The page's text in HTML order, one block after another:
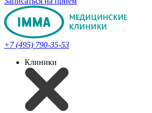
+7 (495) 790-35-53
Клиники